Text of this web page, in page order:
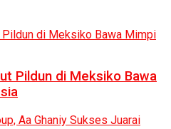
Pildun di Meksiko Bawa